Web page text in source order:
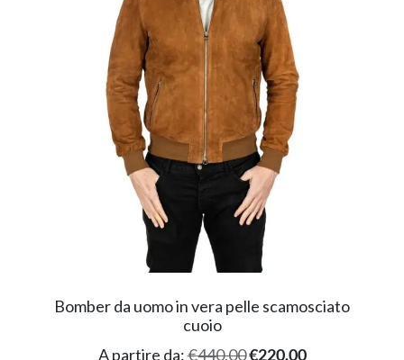
Bomber da uomo in vera pelle scamosciato
cuoio
A partire da:€440.00€220.00